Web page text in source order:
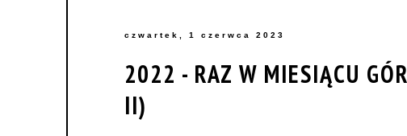
czwartek, 1 czerwca 2023
2022 - RAZ W MIESIĄCU
II)